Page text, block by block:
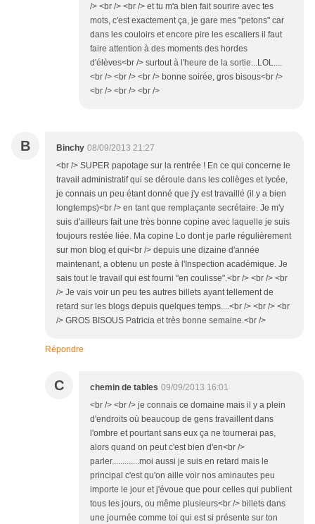
/> <br /> <br /> et tu m'a bien fait sourire avec tes
mots, c'est exactement ça, je gare mes "petons" car
dans les couloirs et encore pire les escaliers il faut
faire attention à des moments des hordes
d'élèves<br /> surtout à l'heure de la sortie...LOL....
<br /> <br /> <br /> bonne soirée, gros bisous<br />
<br /> <br /> <br />
B Binchy 08/09/2013 21:27
<br /> SUPER papotage sur la rentrée ! En ce qui concerne le
travail administratif qui se déroule dans les collèges et lycée,
je connais un peu étant donné que j'y est travaillé (il y a bien
longtemps)<br /> en tant que remplaçante secrétaire. Je m'y
suis d'ailleurs fait une très bonne copine avec laquelle je suis
toujours restée liée. Ma copine Lo dont je parle régulièrement
sur mon blog et qui<br /> depuis une dizaine d'année
maintenant, a obtenu un poste à l'Inspection académique. Je
sais tout le travail qui est fourni "en coulisse".<br /> <br /> <br
/> Je vais voir un peu tes autres billets ayant tellement de
retard sur les blogs depuis quelques temps....<br /> <br /> <br
/> GROS BISOUS Patricia et très bonne semaine.<br />
Répondre
C chemin de tables 09/09/2013 16:01
<br /> <br /> je connais ce domaine mais il y a plein
d'endroits où beaucoup de gens travaillent dans
l'ombre et pourtant sans eux ça ne tournerai pas,
alors quand on peut c'est bien d'en<br />
parler.............moi aussi je suis en retard mais le
principal c'est qu'on aille voir nos aminautes peu
importe le jour et j'évoue que pour celles qui publient
tous les jours, ou même plusieurs<br /> billets dans
une journée comme toi qui est si présente sur ton